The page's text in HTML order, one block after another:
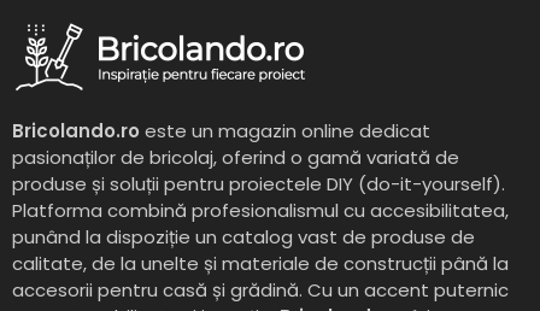
Bricolando.ro este un magazin online dedicat
pasionaților de bricolaj, oferind o gamă variată de
produse și soluții pentru proiectele DIY (do-it-yourself).
Platforma combină profesionalismul cu accesibilitatea,
punând la dispoziție un catalog vast de produse de
calitate, de la unelte și materiale de construcții până la
accesorii pentru casă și grădină. Cu un accent puternic